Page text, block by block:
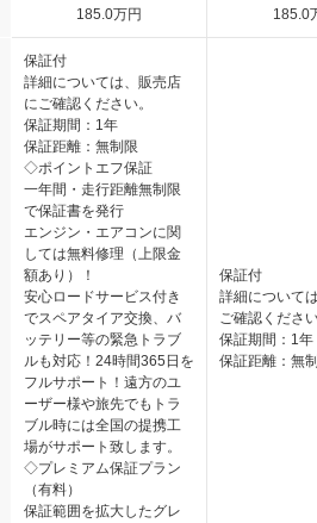
185.0万円 185.0
保証付
詳細については、販売店
にご確認ください。
保証期間：1年
保証距離：無制限
◇ポイントエフ保証
一年間・走行距離無制限
で保証書を発行
エンジン・エアコンに関
しては無料修理（上限金
額あり）！
安心ロードサービス付き
でスペアタイア交換、バ
ッテリー等の緊急トラブ
ルも対応！24時間365日を
フルサポート！遠方のユ
ーザー様や旅先でもトラ
ブル時には全国の提携工
場がサポート致します。
◇プレミアム保証プラン
（有料）
保証範囲を拡大したグレ
保証付
詳細について
ご確認ください
保証期間：1年
保証距離：無